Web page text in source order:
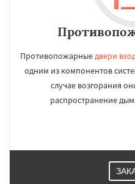
Противопожарныедвери
одним из компонентов
случае возгорания
распространение